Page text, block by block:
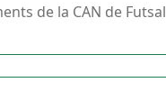
de la CAN de Futsal